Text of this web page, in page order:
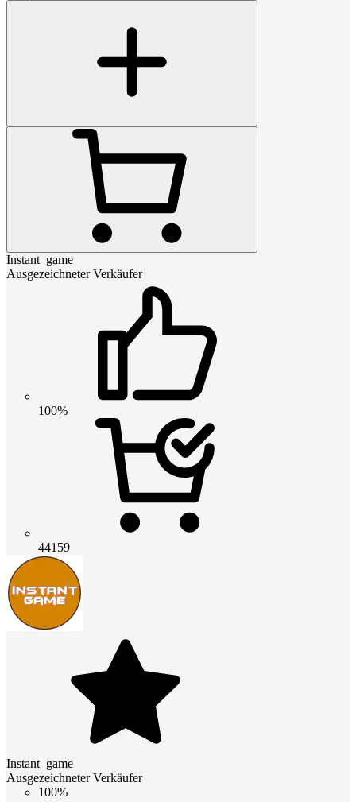
Instant_game
Ausgezeichneter Verkäufer
100%
44159
Instant_game
Ausgezeichneter Verkäufer
100%